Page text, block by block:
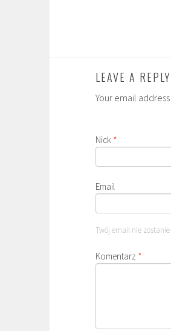
LEAVE A REPLY
Your email
Nick *
Email
Twój email nie
Komentarz *